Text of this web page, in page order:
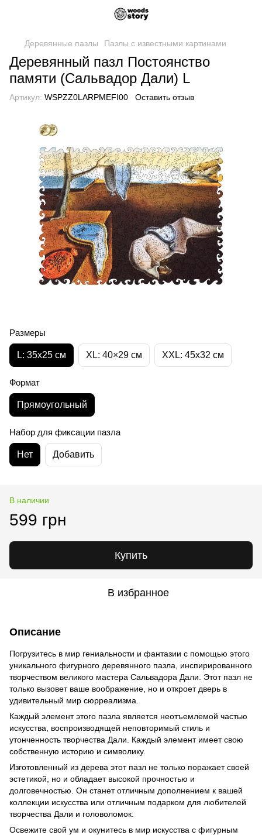
Деревянные пазлы Пазлы с известными картинами
Деревянный пазл Постоянство
памяти (Сальвадор Дали) L
Артикул: WSPZZ0LARPMEFI00 Оставить отзыв
Размеры
L: 35х25 см XL: 40×29 см XXL: 45х32 cм
Формат
Прямоугольный
Набор для фиксации пазла
Нет Добавить
В наличии
599 грн
Купить
В избранное
Описание
Погрузитесь в мир гениальности и фантазии с помощью этого
уникального фигурного деревянного пазла, инспирированного
творчеством великого мастера Сальвадора Дали. Этот пазл не
только вызовет ваше воображение, но и откроет дверь в
удивительный мир сюрреализма.
Каждый элемент этого пазла является неотъемлемой частью
искусства, воспроизводящей неповторимый стиль и
утонченность творчества Дали. Каждый элемент имеет свою
собственную историю и символику.
Изготовленный из дерева этот пазл не только поражает своей
эстетикой, но и обладает высокой прочностью и
долговечностью. Он станет отличным дополнением к вашей
коллекции искусства или отличным подарком для любителей
творчества Дали и головоломок.
Освежите свой ум и окунитесь в мир искусства с фигурным